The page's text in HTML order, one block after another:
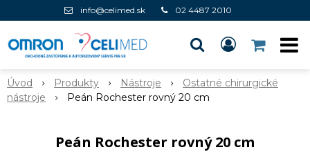
info@celimed.sk 02 4487 2010
Úvod Produkty Nástroje
Ostatné chirurgické
nástroje
Peán Rochester rovný 20 cm
Peán Rochester rovný 20 cm